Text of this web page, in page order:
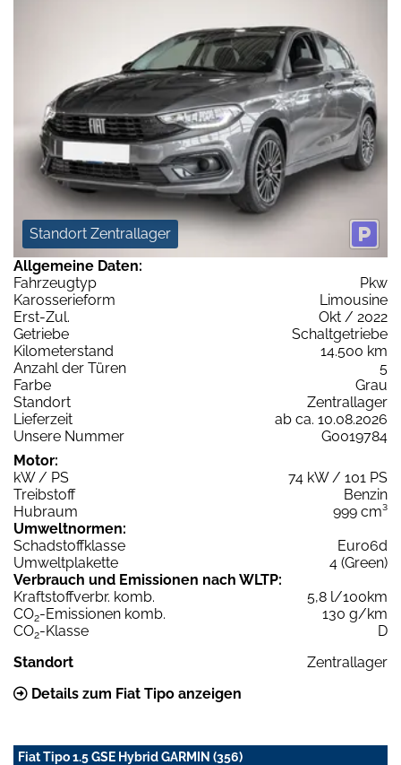
Standort Zentrallager
Allgemeine Daten:
Fahrzeugtyp
Pkw
Karosserieform
Limousine
Erst-Zul.
Okt / 2022
Getriebe
Schaltgetriebe
Kilometerstand
14.500 km
Anzahl der Türen
5
Farbe
Grau
Standort
Zentrallager
Lieferzeit
ab ca. 10.08.2026
Unsere Nummer
G0019784
Motor:
kW / PS
74 kW / 101 PS
Treibstoff
Benzin
Hubraum
999 cm³
Umweltnormen:
Schadstoffklasse
Euro6d
Umweltplakette
4 (Green)
Verbrauch und Emissionen nach WLTP:
Kraftstoffverbr. komb.
5,8 l/100km
CO2-Emissionen komb.
130 g/km
CO2-Klasse
D
Standort
Zentrallager
Details zum Fiat Tipo anzeigen
Fiat Tipo 1.5 GSE Hybrid GARMIN (356)